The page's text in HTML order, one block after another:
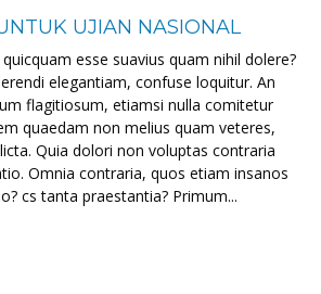
UJIAN NASIONAL
esse suavius quam nihil dolere?
elegantiam, confuse loquitur. An
flagitiosum, etiamsi nulla comitetur
quaedam non melius quam veteres,
Quia dolori non voluptas contraria
Omnia contraria, quos etiam insanos
cs tanta praestantia? Primum...